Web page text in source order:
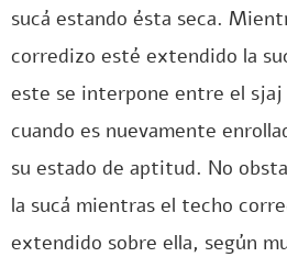
sucá estando ésta seca.
corredizo esté extendido la
este se interpone entre el
cuando es nuevamente
su estado de aptitud. No
la sucá mientras el techo
extendido sobre ella, según